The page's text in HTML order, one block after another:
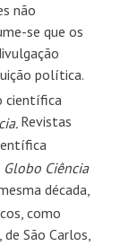
não
se que os
política.
científica
Revistas
Globo Ciência
década,
como
São Carlos,